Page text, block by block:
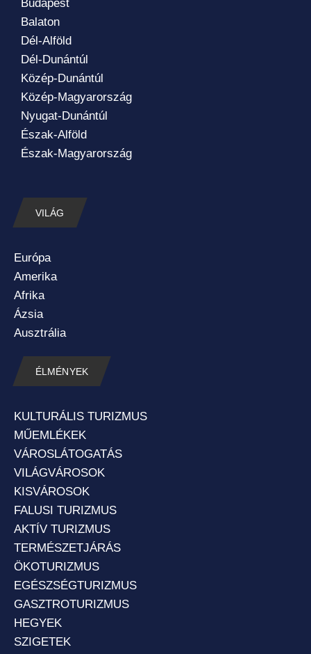
Budapest
Balaton
Dél-Alföld
Dél-Dunántúl
Közép-Dunántúl
Közép-Magyarország
Nyugat-Dunántúl
Észak-Alföld
Észak-Magyarország
VILÁG
Európa
Amerika
Afrika
Ázsia
Ausztrália
ÉLMÉNYEK
KULTURÁLIS TURIZMUS
MŰEMLÉKEK
VÁROSLÁTOGATÁS
VILÁGVÁROSOK
KISVÁROSOK
FALUSI TURIZMUS
AKTÍV TURIZMUS
TERMÉSZETJÁRÁS
ÖKOTURIZMUS
EGÉSZSÉGTURIZMUS
GASZTROTURIZMUS
HEGYEK
SZIGETEK